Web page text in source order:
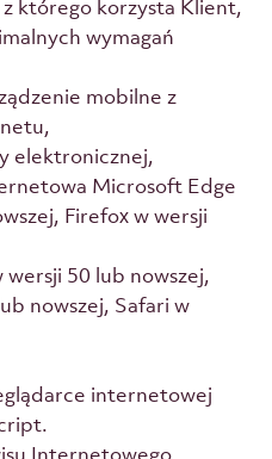
którego korzysta Klient,
wymagań
mobilne z
elektronicznej,
Microsoft Edge
Firefox w wersji
50 lub nowszej,
nowszej, Safari w
internetowej